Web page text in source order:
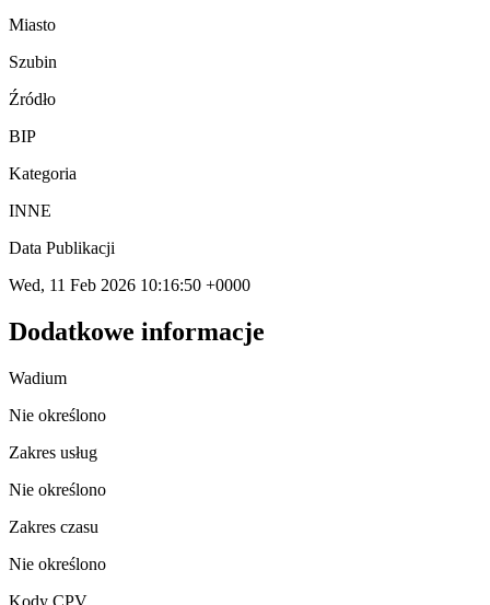
Miasto
Szubin
Źródło
BIP
Kategoria
INNE
Data Publikacji
Wed, 11 Feb 2026 10:16:50 +0000
Dodatkowe informacje
Wadium
Nie określono
Zakres usług
Nie określono
Zakres czasu
Nie określono
Kody CPV